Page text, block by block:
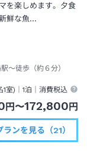
を楽しめます。夕食
鮮な魚…
～徒歩（約６分）
1室)｜1泊 ｜消費税込
円 〜172,800 円
ンを見る（21）